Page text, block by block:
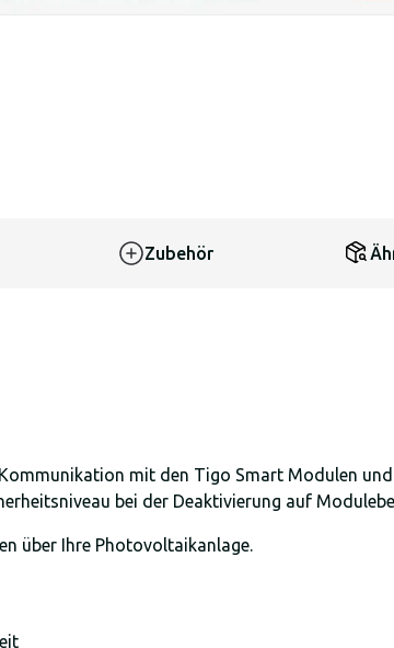
Zubehör
mit den Tigo Smart Modulen
bei der Deaktivierung auf
über Ihre Photovoltaikanlage.